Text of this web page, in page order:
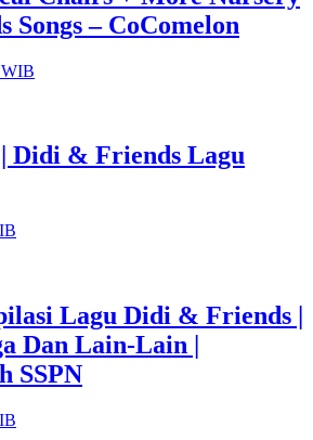
Songs – CoComelon
WIB
Didi & Friends Lagu
Lagu Didi & Friends |
Dan Lain-Lain |
SSPN